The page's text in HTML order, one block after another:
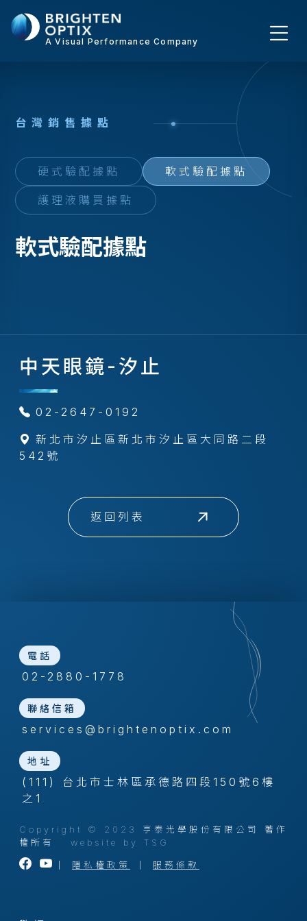
A Visual Performance Company
台灣銷 售據點
硬式驗配據點 軟式驗配據點
護理液購買據點
軟式驗配據點
中天眼鏡-汐止
02-2647-0192
新北市汐止區新北市汐止區大同路二段
542號
返回列表
電話
02-2880-1778
聯絡信箱
services@brightenoptix.com
地址
(111) 台北市士林區承德路四段150號6樓
之1
Copyright © 2023 亨泰光學股份有限公司 著作
權所有 website by TSG
隱私權政策 服務條款